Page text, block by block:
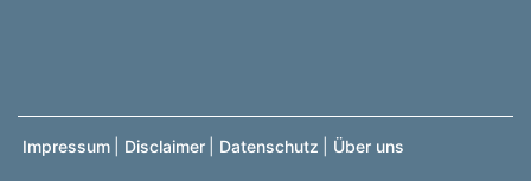
Impressum Disclaimer Datenschutz Über uns